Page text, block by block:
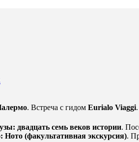
. Встреча с гидом Eurialo Viaggi
двадцать семь веков истории.
Ното (факультативная экскурсия).